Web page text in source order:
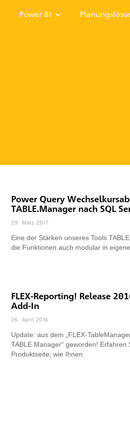
Power BI
Power Query
TABLE.Manager nach SQL
29. März 2017
Eine der Stärken unseres Tools
die Funktionen auch modular in
FLEX-Reporting! Release
Add-In
26. April 2016
Update: aus dem „FLEX-
TABLE.Manager“ geworden! Erfahren
Produktseite, wie Ihnen